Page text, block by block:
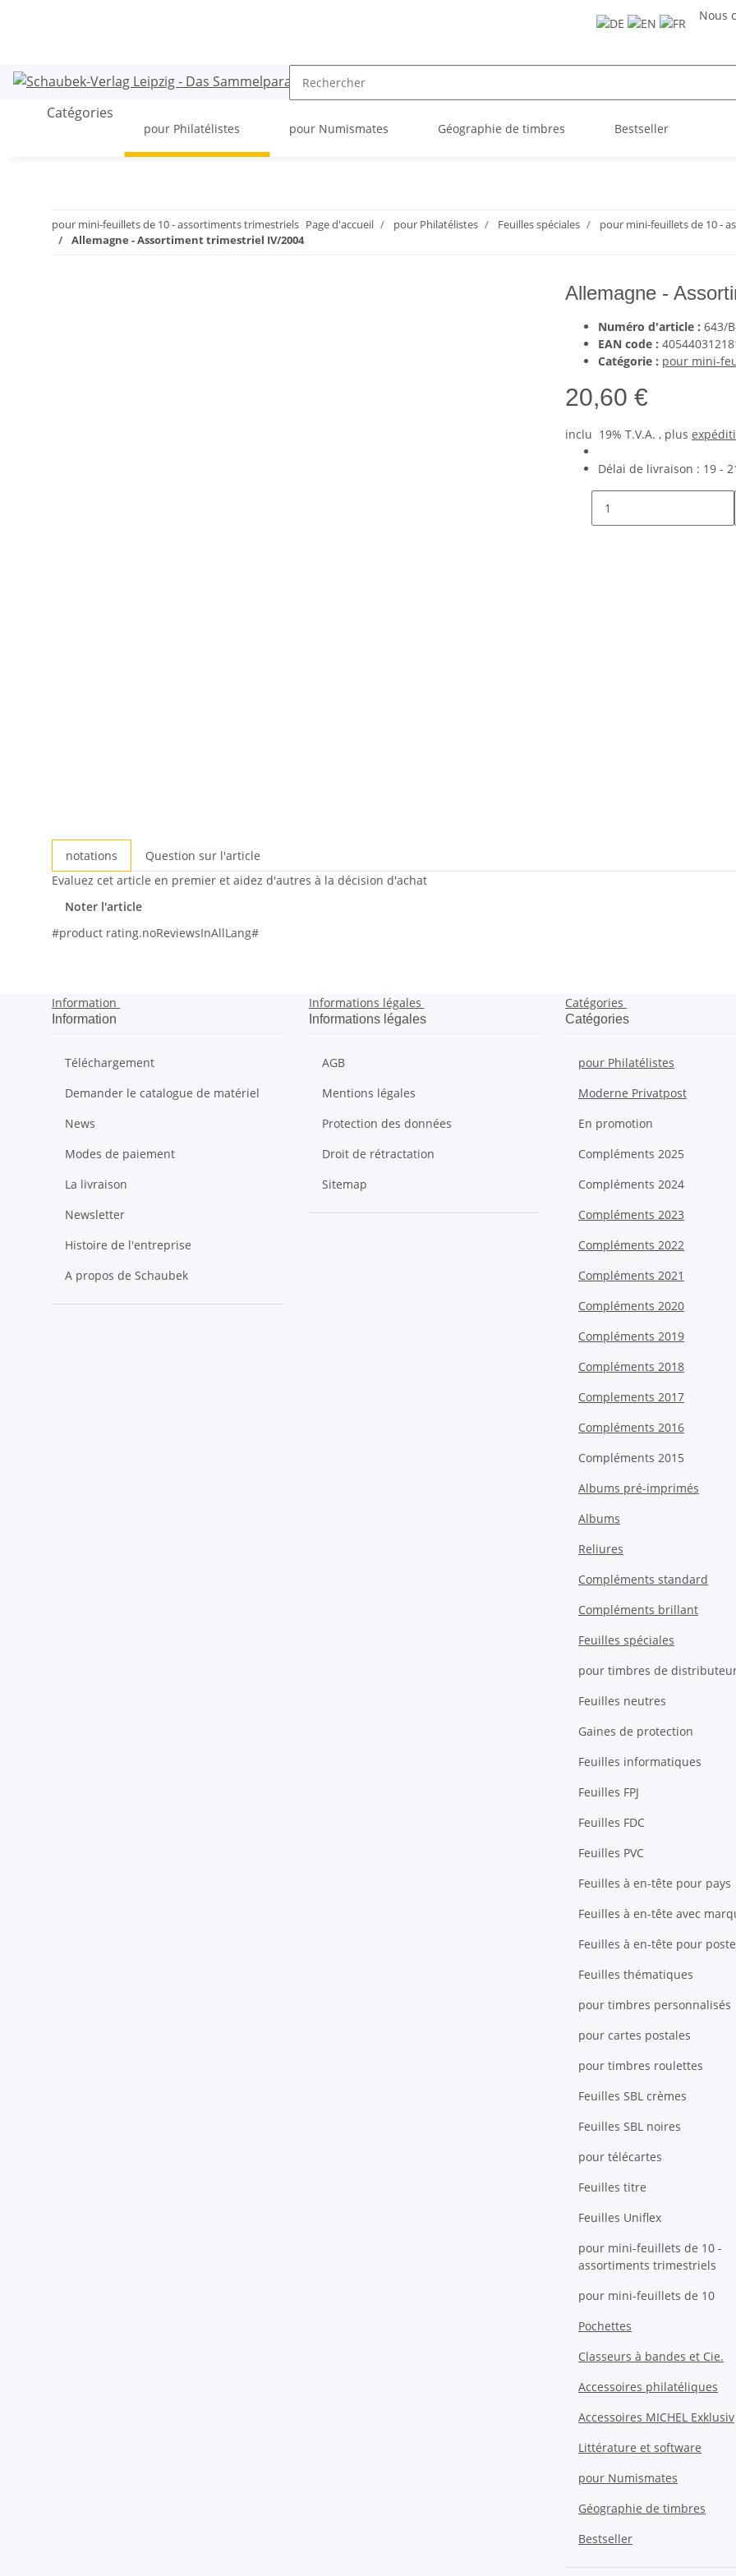
Nous
Catégories
pour Philatélistes pour Numismates Géographie de timbres Bestseller
pour mini-feuillets de 10 - assortiments trimestriels Page d'accueil pour Philatélistes Feuilles spéciales
pour mini-feuillets de 10 -
Allemagne - Assortiment trimestriel IV/2004
Allemagne -
Numéro d'article : 643/
EAN code :
Catégorie : pour mini-
20,60 €
inclu 19% T.V.A. , plus
Délai de livraison : 19 -
notations
Question sur l'article
Evaluez cet article en premier et aidez d'autres à la décision d'achat
Noter l'article
#product rating.noReviewsInAllLang#
Information
Information
Téléchargement
Demander le catalogue de matériel
News
Modes de paiement
La livraison
Newsletter
Histoire de l'entreprise
A propos de Schaubek
Informations légales
Informations légales
AGB
Mentions légales
Protection des données
Droit de rétractation
Sitemap
Catégories
Catégories
pour Philatélistes
Moderne Privatpost
En promotion
Compléments 2025
Compléments 2024
Compléments 2023
Compléments 2022
Compléments 2021
Compléments 2020
Compléments 2019
Compléments 2018
Complements 2017
Compléments 2016
Compléments 2015
Albums pré-imprimés
Albums
Reliures
Compléments standard
Compléments brillant
Feuilles spéciales
pour timbres de
Feuilles neutres
Gaines de protection
Feuilles informatiques
Feuilles FPJ
Feuilles FDC
Feuilles PVC
Feuilles à en-tête pour pays
Feuilles à en-tête avec
Feuilles à en-tête pour
Feuilles thématiques
pour timbres personnalisés
pour cartes postales
pour timbres roulettes
Feuilles SBL crèmes
Feuilles SBL noires
pour télécartes
Feuilles titre
Feuilles Uniflex
pour mini-feuillets de 10 -
assortiments trimestriels
pour mini-feuillets de 10
Pochettes
Classeurs à bandes et Cie.
Accessoires philatéliques
Accessoires MICHEL Exklusiv
Littérature et software
pour Numismates
Géographie de timbres
Bestseller